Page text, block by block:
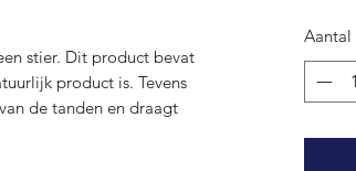
stier. Dit product bevat
product is. Tevens
de tanden en draagt
Aantal